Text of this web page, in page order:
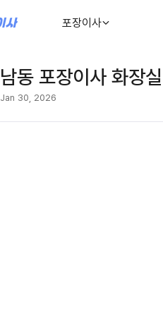
포장이사
남동 포장이사 화장
Jan 30, 2026